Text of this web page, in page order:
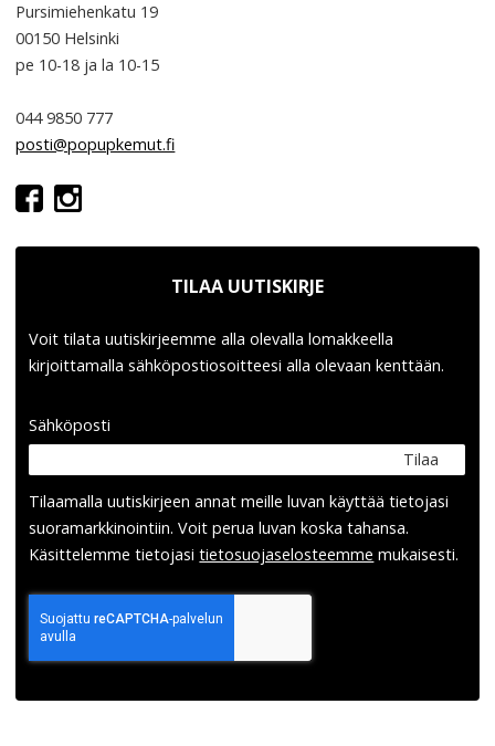
Pursimiehenkatu 19
00150 Helsinki
pe 10-18 ja la 10-15
044 9850 777
posti@popupkemut.fi
TILAA UUTISKIRJE
Voit tilata uutiskirjeemme alla olevalla lomakkeella
kirjoittamalla sähköpostiosoitteesi alla olevaan kenttään.
Sähköposti
Tilaa
Tilaamalla uutis­kirjeen annat meille luvan käyttää tietojasi
suora­markkinointiin. Voit perua luvan koska tahansa.
Käsittelemme tietojasitieto­suoja­selosteemme mukaisesti.